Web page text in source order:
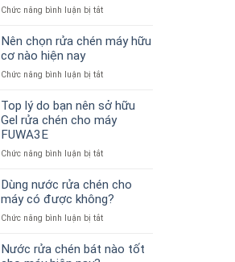
Chức năng bình luận bị tắtở
quyết
chất
rửa
phù
chén
Nên chọn rửa chén máy hữu
cơ nào hiện nay
Chức năng bình luận bị tắtở
chọn
rửa
chén
hữu
nào
hiện
Top lý do bạn nên sở hữu
Gel rửa chén cho máy
FUWA3E
Chức năng bình luận bị tắtở
lý
do
bạn
nên
hữu
Dùng nước rửa chén cho
máy có được không?
Chức năng bình luận bị tắtở
nước
Nước rửa chén bát nào tốt